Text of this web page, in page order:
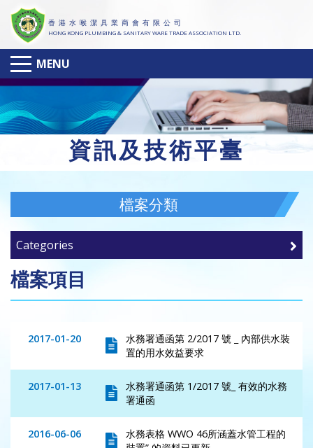
香 港 水 喉 潔 具 業 商 會 有 限 公 司
HONG KONG PLUMBING & SANITARY WARE TRADE ASSOCIATION LTD.
MENU
資訊及技術平臺
檔案分類
Categories
檔案項目
2017-01-20
水務署通函第 2/2017 號 _ 內部供水裝
置的用水效益要求
2017-01-13
水務署通函第 1/2017 號_ 有效的水務
署通函
2016-06-06
水務表格 WWO 46所涵蓋水管工程的